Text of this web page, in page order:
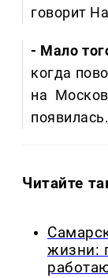
говорит
- Мало
когда
на
Читайте
жизни: